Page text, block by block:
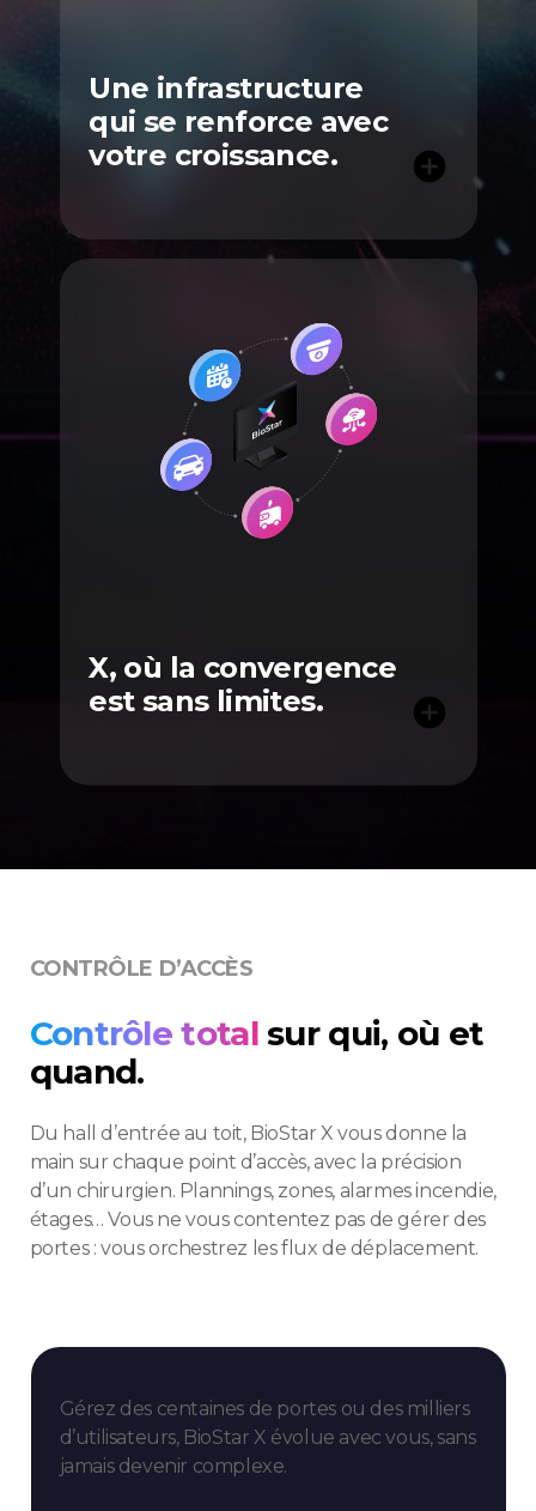
Une infrastructure
qui se renforce avec
votre croissance.
add_circle
X, où la convergence
est sans limites.
add_circle
CONTRÔLE D’ACCÈS
Contrôle totalsur qui, où et
quand.
Du hall d’entrée au toit, BioStar X vous donne la
main sur chaque point d’accès, avec la précision
d’un chirurgien. Plannings, zones, alarmes incendie,
étages… Vous ne vous contentez pas de gérer des
portes : vous orchestrez les flux de déplacement.
Gérez des centaines de portes ou des milliers
d’utilisateurs, BioStar X évolue avec vous, sans
jamais devenir complexe.